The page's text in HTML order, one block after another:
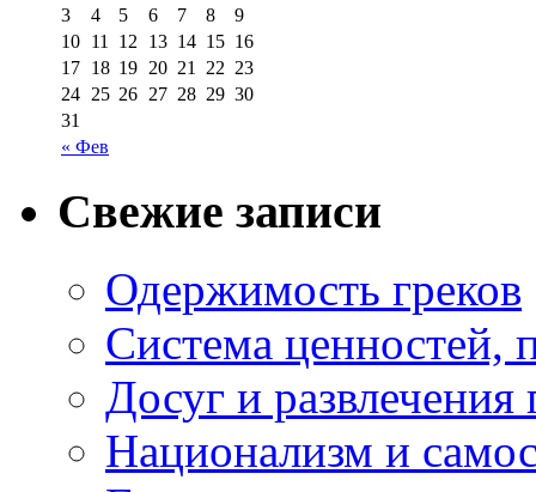
« Фев
3
4 5 6 7 8
9
10 11 12 13 14 15 16
17 18 19 20 21 22 23
24 25 26 27 28 29 30
31
Свежие записи
Одержимость греков
Система ценностей,
Досуг и развлечения
Национализм и